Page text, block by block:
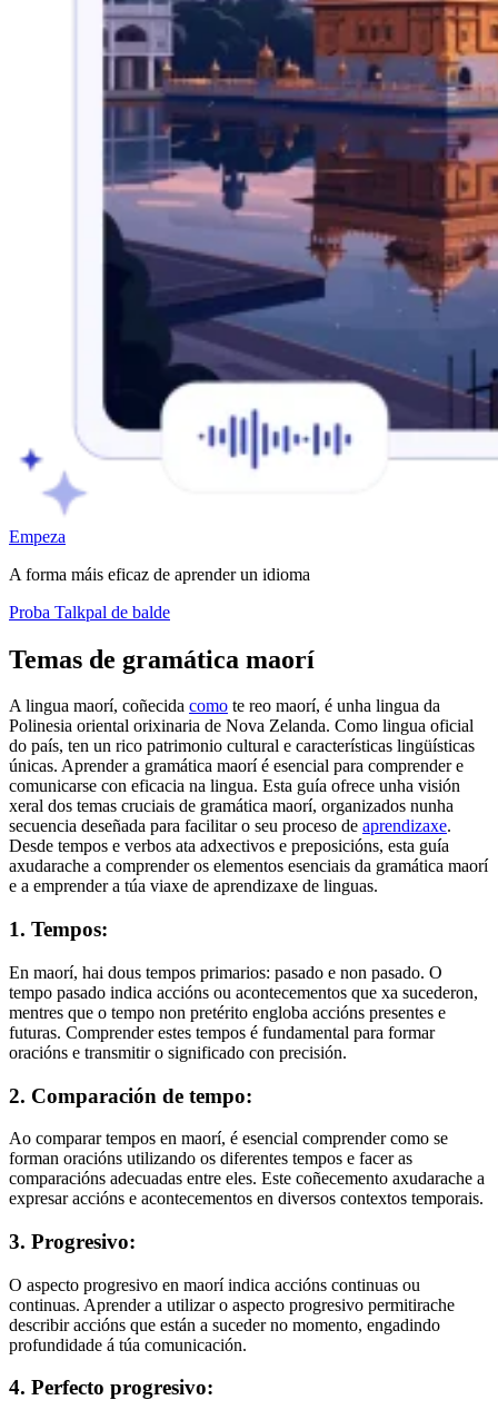
Empeza
A forma máis eficaz de aprender un idioma
Proba Talkpal de balde
Temas de gramática maorí
A lingua maorí, coñecida como te reo maorí, é unha lingua da
Polinesia oriental orixinaria de Nova Zelanda. Como lingua oficial
do país, ten un rico patrimonio cultural e características lingüísticas
únicas. Aprender a gramática maorí é esencial para comprender e
comunicarse con eficacia na lingua. Esta guía ofrece unha visión
xeral dos temas cruciais de gramática maorí, organizados nunha
secuencia deseñada para facilitar o seu proceso de aprendizaxe.
Desde tempos e verbos ata adxectivos e preposicións, esta guía
axudarache a comprender os elementos esenciais da gramática maorí
e a emprender a túa viaxe de aprendizaxe de linguas.
1. Tempos:
En maorí, hai dous tempos primarios: pasado e non pasado. O
tempo pasado indica accións ou acontecementos que xa sucederon,
mentres que o tempo non pretérito engloba accións presentes e
futuras. Comprender estes tempos é fundamental para formar
oracións e transmitir o significado con precisión.
2. Comparación de tempo:
Ao comparar tempos en maorí, é esencial comprender como se
forman oracións utilizando os diferentes tempos e facer as
comparacións adecuadas entre eles. Este coñecemento axudarache a
expresar accións e acontecementos en diversos contextos temporais.
3. Progresivo:
O aspecto progresivo en maorí indica accións continuas ou
continuas. Aprender a utilizar o aspecto progresivo permitirache
describir accións que están a suceder no momento, engadindo
profundidade á túa comunicación.
4. Perfecto progresivo: